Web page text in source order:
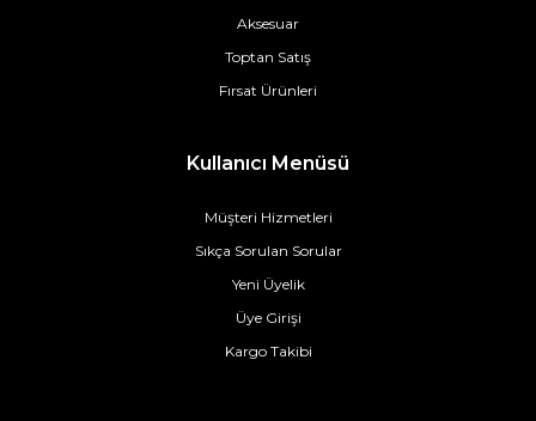
Aksesuar
Toptan Satış
Fırsat Ürünleri
Kullanıcı Menüsü
Müşteri Hizmetleri
Sıkça Sorulan Sorular
Yeni Üyelik
Üye Girişi
Kargo Takibi